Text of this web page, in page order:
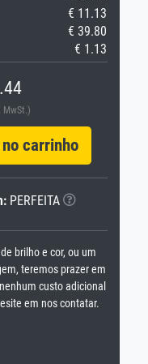
€ 11.13
€ 39.80
€ 1.13
MwSt.)
carrinho
PERFEITA
brilho e cor, ou um
teremos prazer em
custo adicional
em nos contatar.